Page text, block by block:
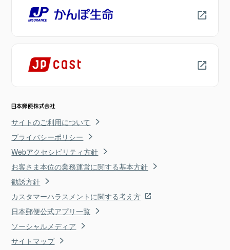
サイトのご利用について
プライバシーポリシー
Webアクセシビリティ方針
お客さま本位の業務運営に関する基本方針
勧誘方針
カスタマーハラスメントに関する考え方
日本郵便公式アプリ一覧
ソーシャルメディア
サイトマップ